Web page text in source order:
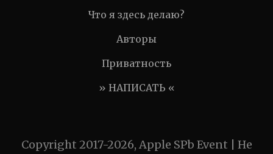
Что я здесь делаю?
Авторы
Приватность
» НАПИСАТЬ «
Copyright 2017-2026, Apple SPb Event | Не